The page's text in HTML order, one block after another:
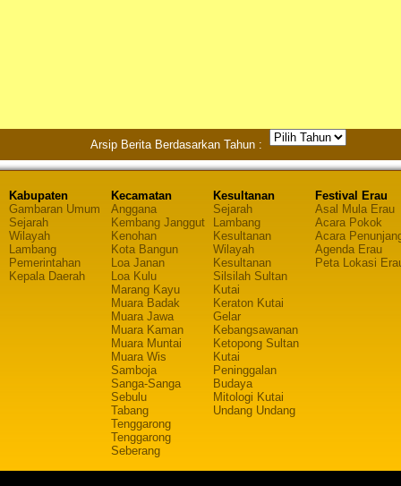
Arsip Berita Berdasarkan Tahun :
Kabupaten
Gambaran Umum
Sejarah
Wilayah
Lambang
Pemerintahan
Kepala Daerah
Kecamatan
Anggana
Kembang Janggut
Kenohan
Kota Bangun
Loa Janan
Loa Kulu
Marang Kayu
Muara Badak
Muara Jawa
Muara Kaman
Muara Muntai
Muara Wis
Samboja
Sanga-Sanga
Sebulu
Tabang
Tenggarong
Tenggarong
Seberang
Kesultanan
Sejarah
Lambang
Kesultanan
Wilayah
Kesultanan
Silsilah Sultan
Kutai
Keraton Kutai
Gelar
Kebangsawanan
Ketopong Sultan
Kutai
Peninggalan
Budaya
Mitologi Kutai
Undang Undang
Festival Erau
Asal Mula Erau
Acara Pokok
Acara
Agenda Erau
Peta Lokasi